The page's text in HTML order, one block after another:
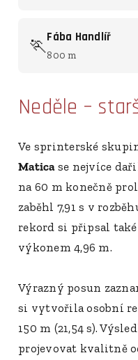
🏃Fába Handlíř
800 m
Neděle –
Ve sprinterské
Maticase nejvíce
na 60 m konečně
zaběhl 7,91 s v
rekord si připsal
výkonem 4,96 m.
Výrazný posun
si vytvořila osobní
150 m (21,54 s).
projevovat kvalitně